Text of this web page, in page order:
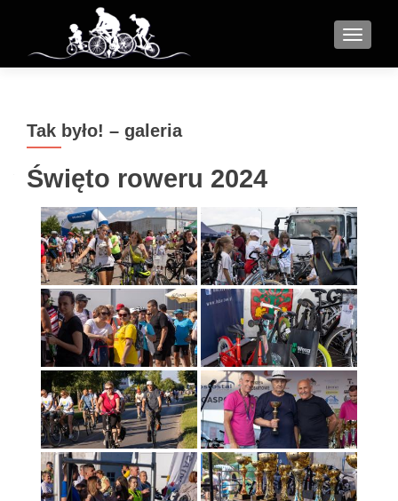
MENU
Tak było! – galeria
Święto roweru 2024